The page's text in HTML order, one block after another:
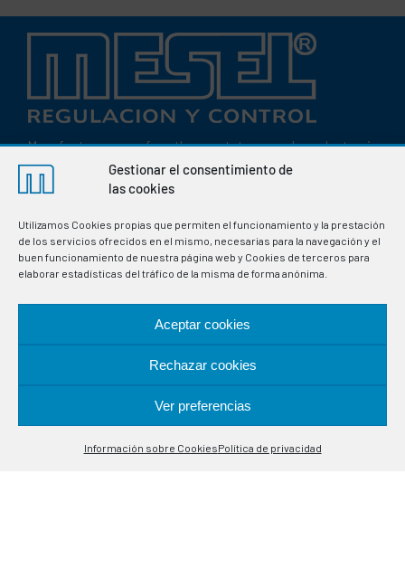
Gestionar el consentimiento de
las cookies
Utilizamos Cookies propias que permiten el funcionamiento y la prestación
de los servicios ofrecidos en el mismo, necesarias para la navegación y el
buen funcionamiento de nuestra página web y Cookies de terceros para
elaborar estadísticas del tráfico de la misma de forma anónima.
Aceptar cookies
Rechazar cookies
Ver preferencias
Información sobre CookiesPolítica de privacidad
Manufacturers of thermostats and electronic
instrumentation for the regulation and control of variables
in industrial processes. Specialists in temperature control
LOCATION
Alcalá de Guadaira, 9-11
08020 Barcelona
(+34) 93 308 85 58
Contáctanos